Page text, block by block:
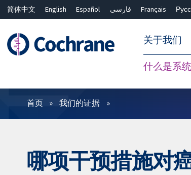
简体中文 English Español فارسی Français
关于我们
什么是系
过滤
首页 我们的证据
哪项干预措施对